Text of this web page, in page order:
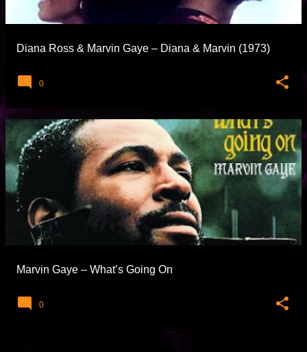
Diana Ross & Marvin Gaye – Diana & Marvin (1973)
0
Marvin Gaye – What’s Going On
0